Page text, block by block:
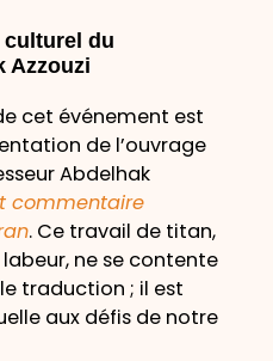
culturel du
Azzouzi
cet événement est
de l’ouvrage
Abdelhak
commentaire
. Ce travail de titan,
ne se contente
traduction ; il est
aux défis de notre